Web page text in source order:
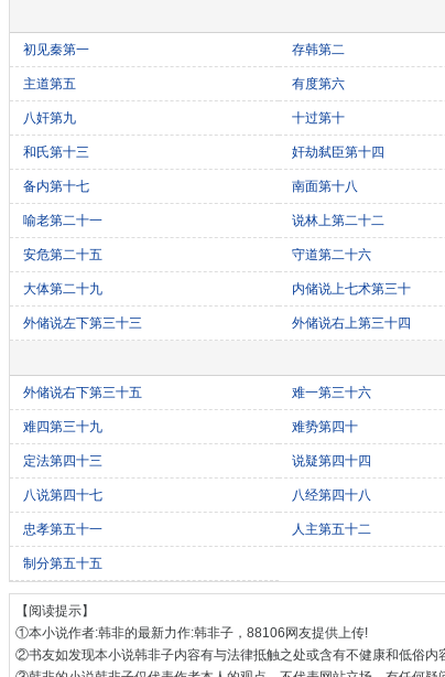
初见秦第一 存韩第二
主道第五 有度第六
八奸第九 十过第十
和氏第十三 奸劫弑臣第十四
备内第十七 南面第十八
喻老第二十一 说林上第二十二
安危第二十五 守道第二十六
大体第二十九 内储说上七术第三十
外储说左下第三十三 外储说右上第三十四
外储说右下第三十五 难一第三十六
难四第三十九 难势第四十
定法第四十三 说疑第四十四
八说第四十七 八经第四十八
忠孝第五十一 人主第五十二
制分第五十五
【阅读提示】
①本小说作者:韩非的最新力作:韩非子，88106网友提供上传!
②书友如发现本小说韩非子内容有与法律抵触之处或含有不健康和低俗